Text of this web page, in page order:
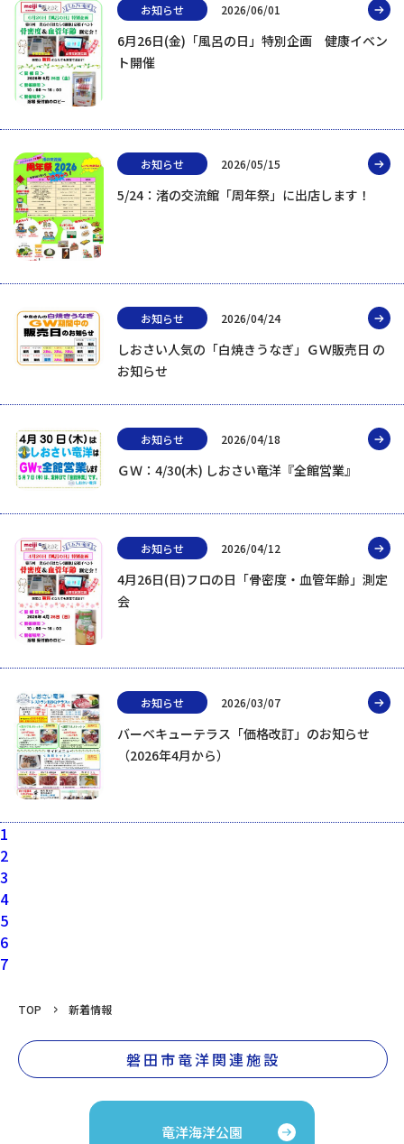
お知らせ 2026/06/01
6月26日(金)「風呂の日」特別企画 健康イベン
ト開催
お知らせ 2026/05/15
5/24：渚の交流館「周年祭」に出店します！
お知らせ 2026/04/24
しおさい人気の「白焼きうなぎ」ＧＷ販売日 の
お知らせ
お知らせ 2026/04/18
ＧＷ：4/30(木) しおさい竜洋『全館営業』
お知らせ 2026/04/12
4月26日(日)フロの日「骨密度・血管年齢」測定
会
お知らせ 2026/03/07
バーベキューテラス「価格改訂」のお知らせ
（2026年4月から）
1
2
3
4
5
6
7
TOP 新着情報
磐田市竜洋関連施設
竜洋海洋公園